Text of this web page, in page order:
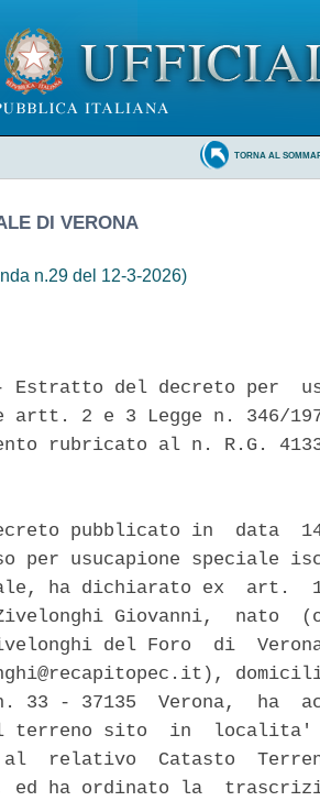
TORNA AL
DI VERONA
n.29 del 12-3-2026)
del decreto per
2 e 3 Legge n. 346/
rubricato al n. R.G.
pubblicato in  data
per usucapione speciale
ha dichiarato ex  art.
Giovanni,  nato
del Foro  di
33 - 37135  Verona,  ha
terreno sito  in  localita'
al  relativo  Catasto
ed ha ordinato la